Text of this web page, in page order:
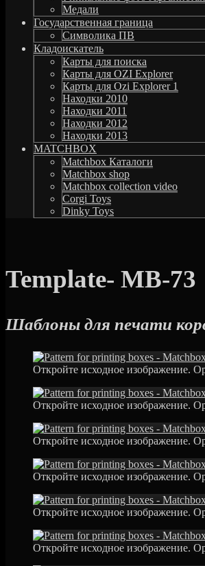
Медали
Государственная граница
Символика ПВ
Кладоискатель
Карты для поиска
Карты для OZI Explorer
Карты для Ozi Explorer 1
Находки 2010
Находки 2011
Находки 2012
Находки 2013
MATCHBOX
Matchbox Каталоги
Matchbox shop
Matchbox collection video
Corgi Toys
Dinky Toys
Template- MB-73
Шаблоны для печати
Откройте исходное изображение.
Откройте исходное изображение.
Откройте исходное изображение.
Откройте исходное изображение.
Откройте исходное изображение.
Откройте исходное изображение.